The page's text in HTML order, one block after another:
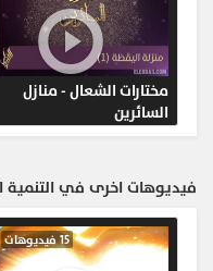
مختارات الشعال - منازل
السائرين
فيديوهات اخرى في التنمية
15 فيديوهات